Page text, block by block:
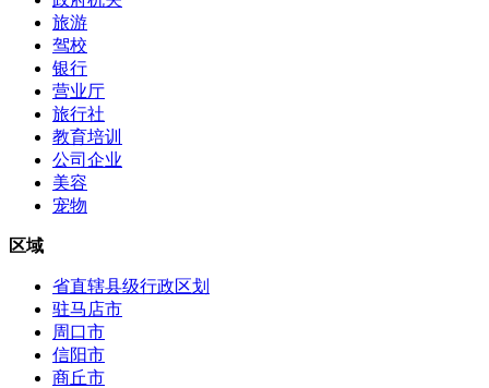
旅游
驾校
银行
营业厅
旅行社
教育培训
公司企业
美容
宠物
区域
省直辖县级行政区划
驻马店市
周口市
信阳市
商丘市